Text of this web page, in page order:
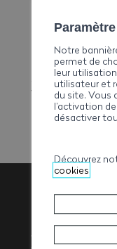
+41244721423
+41244728519
Site web
www.bati-plus.ch
Notre
permet de
leur
utilisateur et
du site. Vous
l’activation
désactiver
Découvrez
cookies